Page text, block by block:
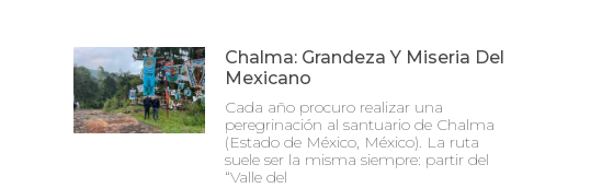
Chalma: Grandeza Y Miseria Del
Mexicano
Cada año procuro realizar una
peregrinación al santuario de Chalma
(Estado de México, México). La ruta
suele ser la misma siempre: partir del
“Valle del